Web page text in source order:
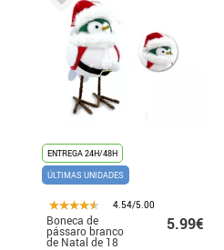
ENTREGA 24H/48H
ÚLTIMAS UNIDADES
4.54/5.00
Boneca de
pássaro branco
de Natal de 18
5.99€